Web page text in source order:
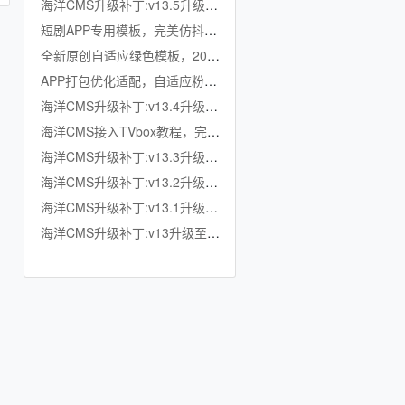
海洋CMS升级补丁:v13.5升级至v13.6
短剧APP专用模板，完美仿抖音竖屏短剧模板，滑动上下集，点赞收藏
全新原创自适应绿色模板，200K超小体积，加强版播放记录、搜索历史模块
APP打包优化适配，自适应粉色模板，小体积秒加载，模拟app动画效果，适合X
海洋CMS升级补丁:v13.4升级至v13.5
海洋CMS接入TVbox教程，完美适配TVbox，影视仓，OK影视等软件
海洋CMS升级补丁:v13.3升级至v13.4
海洋CMS升级补丁:v13.2升级至v13.3
海洋CMS升级补丁:v13.1升级至v13.2
海洋CMS升级补丁:v13升级至v13.1